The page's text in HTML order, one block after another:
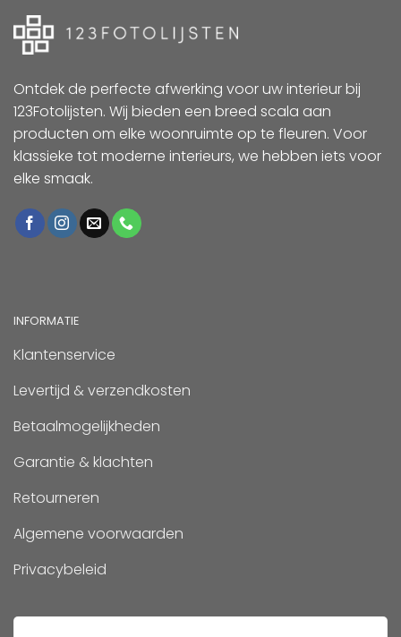
Ontdek de perfecte afwerking voor uw interieur bij
123Fotolijsten. Wij bieden een breed scala aan
producten om elke woonruimte op te fleuren. Voor
klassieke tot moderne interieurs, we hebben iets voor
elke smaak.
INFORMATIE
Klantenservice
Levertijd & verzendkosten
Betaalmogelijkheden
Garantie & klachten
Retourneren
Algemene voorwaarden
Privacybeleid